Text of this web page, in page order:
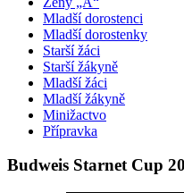
Mladší dorostenci
Mladší dorostenky
Starší žáci
Starší žákyně
Mladší žáci
Mladší žákyně
Minižactvo
Přípravka
Budweis Starnet Cup